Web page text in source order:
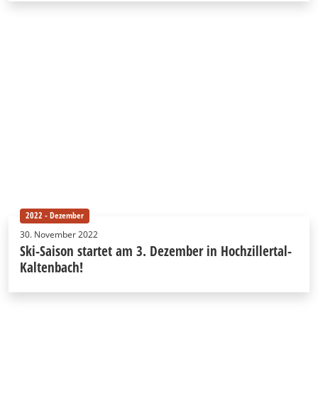
2022 - Dezember
30. November 2022
Ski-Saison startet am 3. Dezember in Hochzillertal-
Kaltenbach!